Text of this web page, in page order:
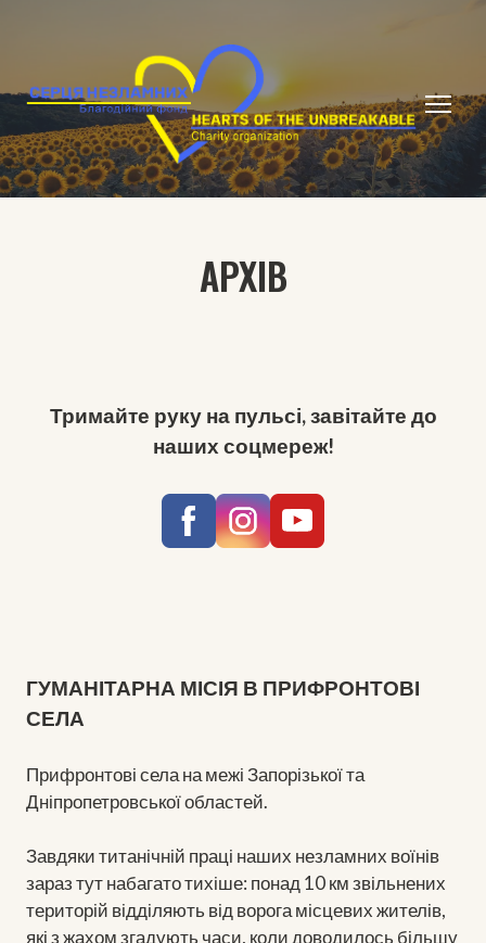
АРХІВ
Тримайте руку на пульсі, завітайте до
наших соцмереж!
ГУМАНІТАРНА МІСІЯ В ПРИФРОНТОВІ
СЕЛА
Прифронтові села на межі Запорізької та
Дніпропетровської областей.
Завдяки титанічній праці наших незламних воїнів
зараз тут набагато тихіше: понад 10 км звільнених
територій відділяють від ворога місцевих жителів,
які з жахом згадують часи, коли доводилось більшу